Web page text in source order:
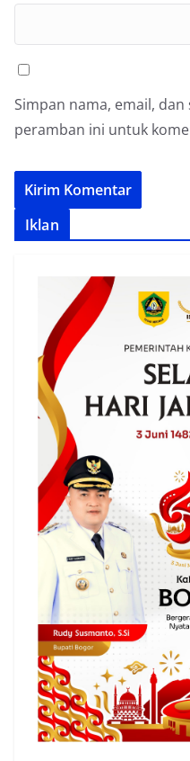
Simpan nama, email,
peramban ini untuk
Iklan